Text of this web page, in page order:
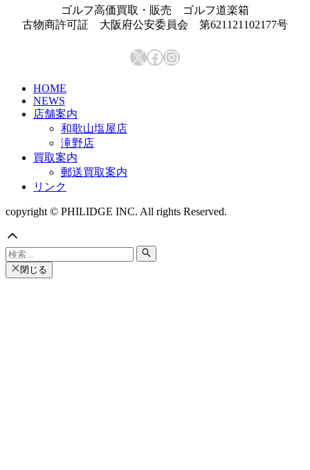
ゴルフ高価買取・販売 ゴルフ道楽箱
古物商許可証 大阪府公安委員会 第621121102177号
X Facebook
Instagram
HOME
NEWS
店舗案内
和歌山塩屋店
滝野店
買取案内
郵送買取案内
リンク
copyright © PHILIDGE INC. All rights Reserved.
閉じる